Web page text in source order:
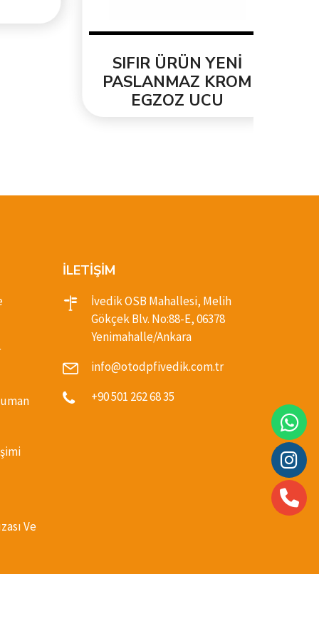
SIFIR ÜRÜN YENİ
PASLANMAZ KROM
EGZOZ UCU
Ve
İLETİŞİM
İvedik OSB Mahallesi, Melih
Gökçek Blv. No:88-E, 06378
Yenimahalle/Ankara
info@otodpfivedik.com.tr
+90 501 262 68 35